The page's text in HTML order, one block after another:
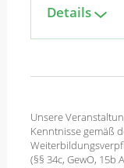
Details
Unsere
Kenntnisse gemäß
(§§ 34c, GewO, 15b